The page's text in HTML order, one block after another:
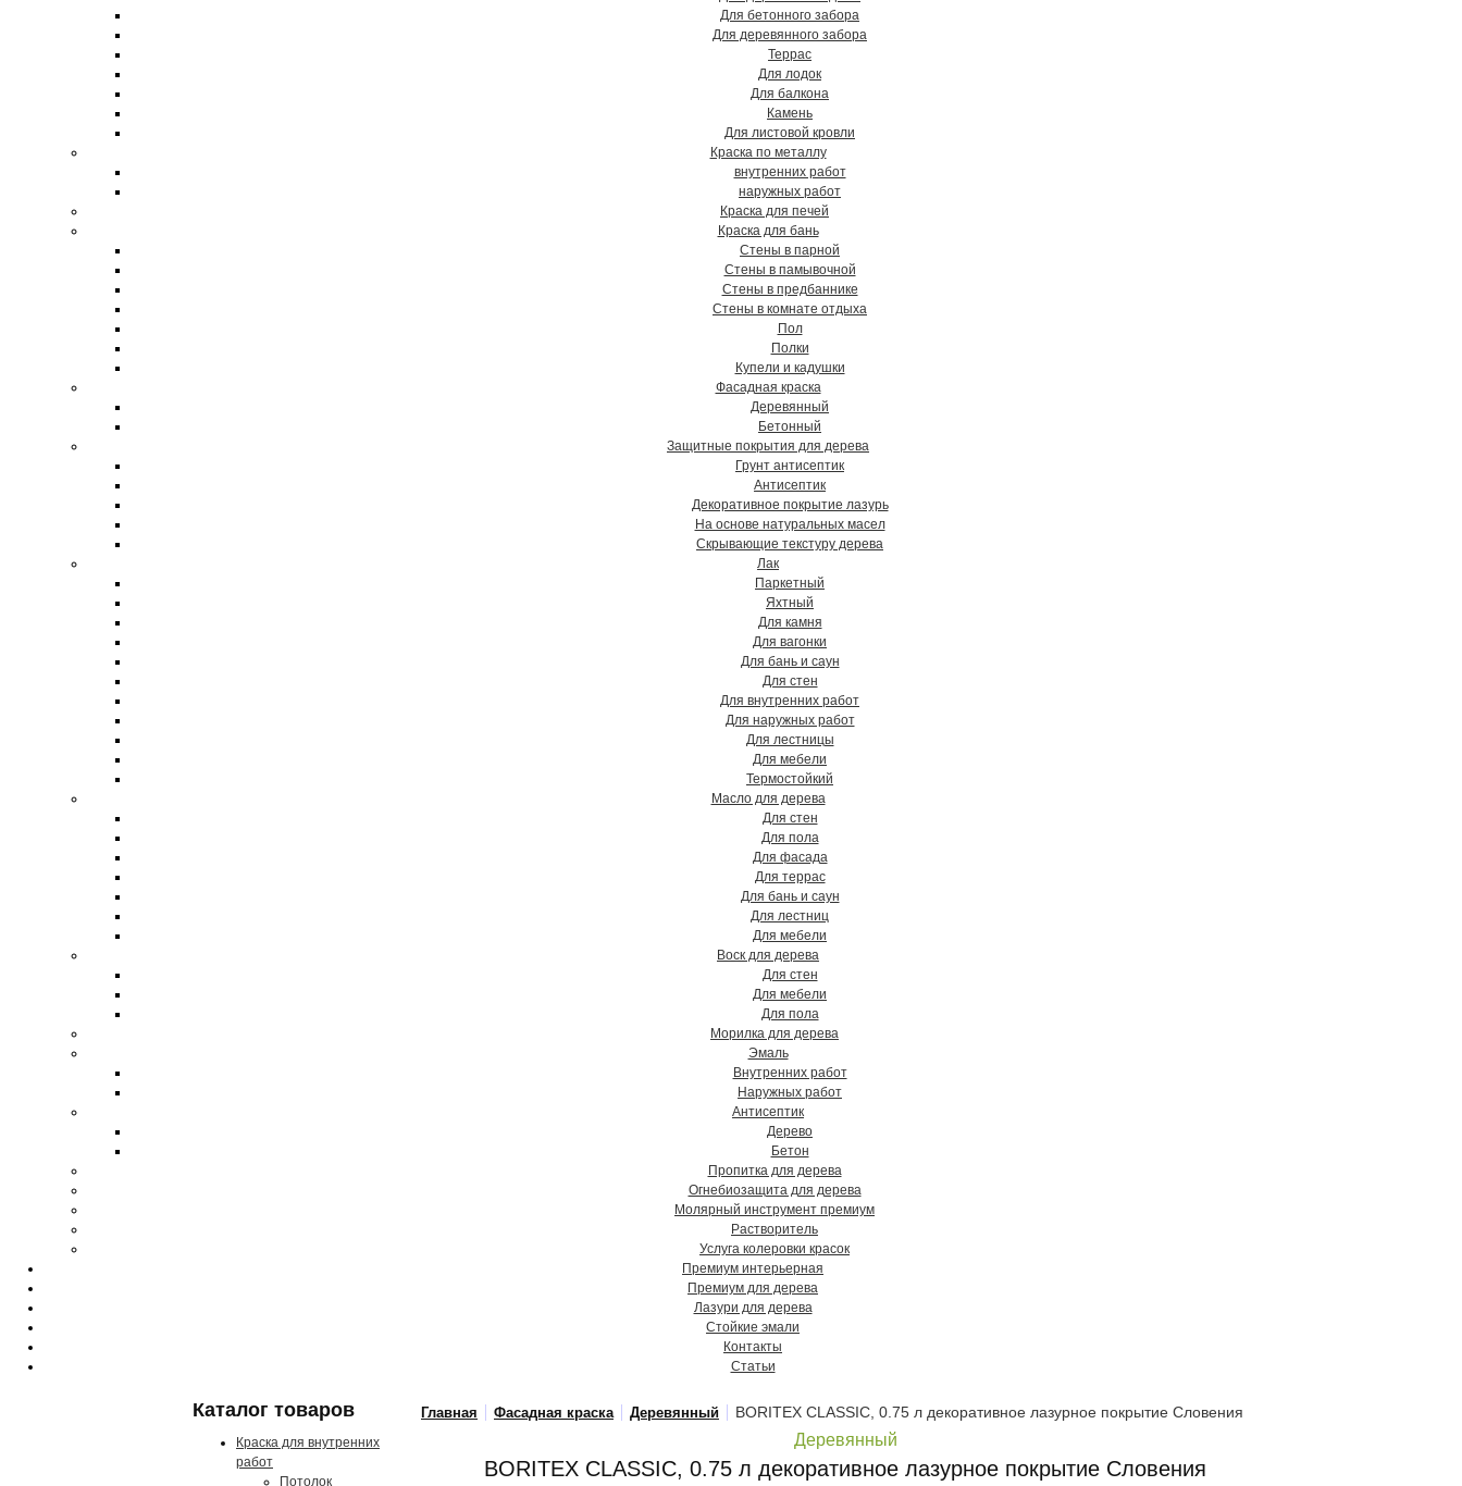
Для бетонного забора
Для деревянного забора
Террас
Для лодок
Для балкона
Камень
Для листовой кровли
Краска по металлу
внутренних работ
наружных работ
Краска для печей
Краска для бань
Стены в парной
Стены в памывочной
Стены в предбаннике
Стены в комнате отдыха
Пол
Полки
Купели и кадушки
Фасадная краска
Деревянный
Бетонный
Защитные покрытия для дерева
Грунт антисептик
Антисептик
Декоративное покрытие лазурь
На основе натуральных масел
Скрывающие текстуру дерева
Лак
Паркетный
Яхтный
Для камня
Для вагонки
Для бань и саун
Для стен
Для внутренних работ
Для наружных работ
Для лестницы
Для мебели
Термостойкий
Масло для дерева
Для стен
Для пола
Для фасада
Для террас
Для бань и саун
Для лестниц
Для мебели
Воск для дерева
Для стен
Для мебели
Для пола
Морилка для дерева
Эмаль
Внутренних работ
Наружных работ
Антисептик
Дерево
Бетон
Пропитка для дерева
Огнебиозащита для дерева
Молярный инструмент премиум
Растворитель
Услуга колеровки красок
Премиум интерьерная
Премиум для дерева
Лазури для дерева
Стойкие эмали
Контакты
Статьи
Каталог товаров
Краска для внутренних
работ
Потолок
Главная Фасадная краска Деревянный BORITEX CLASSIC, 0.75 л декоративное лазурное покрытие Словения
Деревянный
BORITEX CLASSIC, 0.75 л декоративное лазурное покрытие Словения